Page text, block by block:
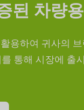
된 차량
용하여 귀사의
통해 시장에 출